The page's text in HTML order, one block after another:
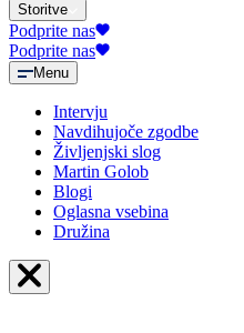
Storitve
Podprite nas
Podprite nas
Menu
Intervju
Navdihujoče zgodbe
Življenjski slog
Martin Golob
Blogi
Oglasna vsebina
Družina